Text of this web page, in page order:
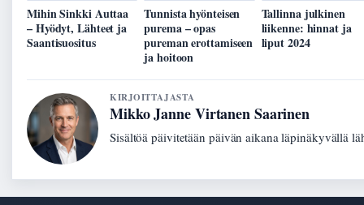
Mihin Sinkki Auttaa
– Hyödyt, Lähteet ja
Saantisuositus
Tunnista hyönteisen
purema – opas
pureman erottamiseen
ja hoitoon
Tallinna julkinen
liikenne: hinnat ja
liput 2024
KIRJOITTAJASTA
Mikko Janne Virtanen Saarinen
Sisältöä päivitetään päivän aikana läpinäkyvällä